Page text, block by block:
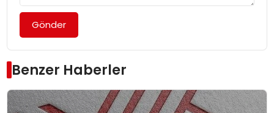
Gönder
Benzer Haberler